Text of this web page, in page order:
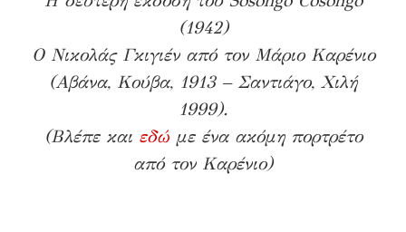
(1942)
Ο Νικολάς Γκιγιέν από τον Μάριο Καρένιο
(Αβάνα, Κούβα, 1913 – Σαντιάγο, Χιλή
1999).
(Βλέπε και εδώμε ένα ακόμη πορτρέτο
από τον Καρένιο)